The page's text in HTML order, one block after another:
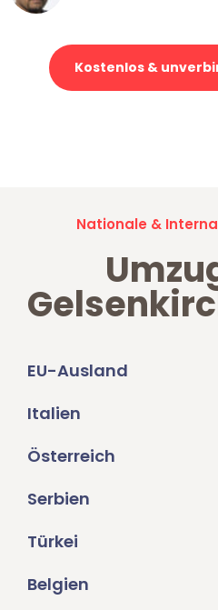
Kostenlos &
Nationale &
EU-Ausland
Italien
Österreich
Serbien
Türkei
Belgien